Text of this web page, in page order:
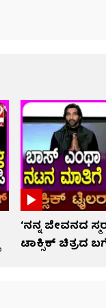
‘ನನ್ನ ಜೀವನದ
ಟಾಕ್ಸಿಕ್ ಚಿತ್ರದ